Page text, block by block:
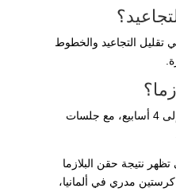
تقليل التجاعيد والخطوط
يتم حقن البلازما عادةً كل 3 إلى 4 أسابيع، مع جلسات
نتيجة حقن البلازما
مدري في ألمانيا،